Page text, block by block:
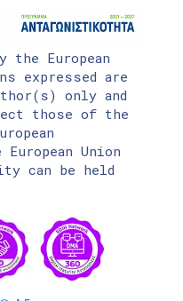
the European
expressed are
only and
those of the
Union
can be held